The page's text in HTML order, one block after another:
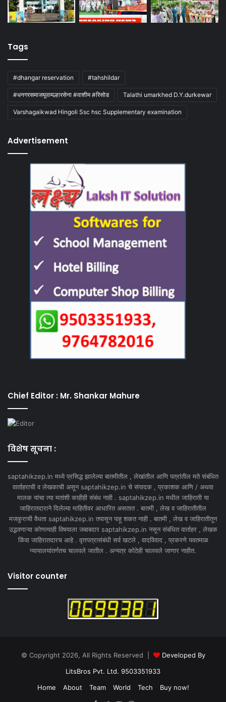
Tags
#dhangar reservation #tahshildar
#धनगरसमाजयूवामल्हारसेना #वाशीम #रिसोड Talathi umarkhed D.Y.durkewar
Varshagaikwad Hingoli Ssc hsc Supplementary examination
Advertisement
Chief Editor : Mr. Shankar Mahure
विशेष सूचना :
saptahikzep.in मध्ये प्रसिद्ध झालेल्या बातमीतील , लेखांतील आणि पत्रांतील मते संबंधित
वार्ताहराची व लेखकाची असून saptahikzep.in चे संपादक , प्रकाशक आणि / अथवा
मालक यांचा त्या मतांशी काहीही संबंध नाही . saptahikzep.in मधील जाहिराती या
जाहिरातदाराने दिलेल्या माहितीवर आधारित असतात . बातमी , लेख व जाहिरातीतील
मजकुराची वैधता saptahikzep.in तपासून पाहू शकत नाही . बातमी , लेख व जाहिरातीतून
उद्भवणाऱ्या कोणत्याही विषयाला जबाबदार saptahikzep.in नसून संबंधित वार्ताहर , लेखक
किंवा जाहिरातदारच आहे . वृत्तपत्रासंबंधी सर्व खटले , वादविवाद , प्रकरणे यवतमाळ
न्यायालयांतर्गतच चालवले जातील . अन्यत्र कोठेही चालवले जाणार नाहीत.
Visitor counter
© Copyright 2026, All Rights Reserved |
Developed By
LitsBros Pvt. Ltd. 9503351933
Home
About Team World Tech
Buy now!